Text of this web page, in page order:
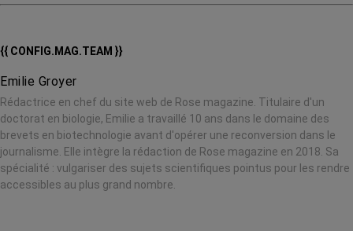
{{ CONFIG.MAG.TEAM }}
Emilie Groyer
Rédactrice en chef du site web de Rose magazine. Titulaire d'un
doctorat en biologie, Emilie a travaillé 10 ans dans le domaine des
brevets en biotechnologie avant d'opérer une reconversion dans le
journalisme. Elle intègre la rédaction de Rose magazine en 2018. Sa
spécialité : vulgariser des sujets scientifiques pointus pour les rendre
accessibles au plus grand nombre.